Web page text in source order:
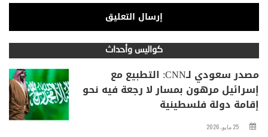
كواليس وأحداث
مصدر سعودي لـCNN: التطبيع مع
إسرائيل مرهون بمسار لا رجعة فيه نحو
إقامة دولة فلسطينية
25 مايو، 2026